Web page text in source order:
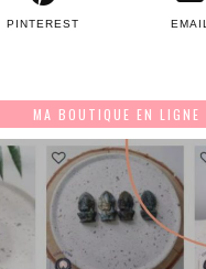
PINTEREST EMAIL
MA BOUTIQUE EN LIGNE